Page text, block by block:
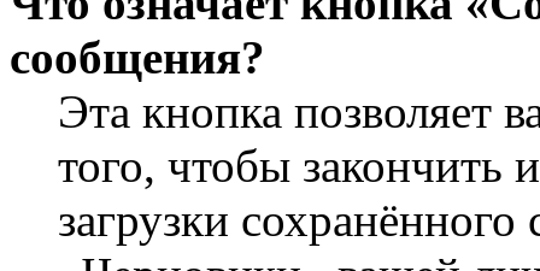
сообщения?
Эта кнопка позволяет
того, чтобы закончить
загрузки